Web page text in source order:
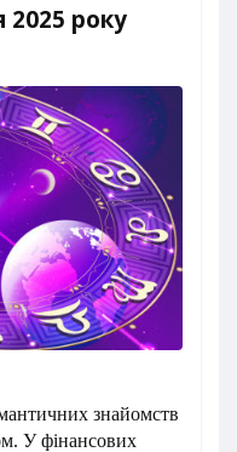
2025 року
знайомств
У фінансових